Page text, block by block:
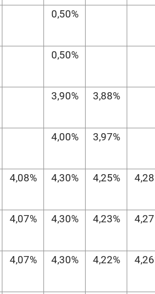
0,50%
0,50%
3,90% 3,88%
4,00% 3,97%
4,08% 4,30% 4,25%
4,07% 4,30% 4,23%
4,07% 4,30% 4,22%